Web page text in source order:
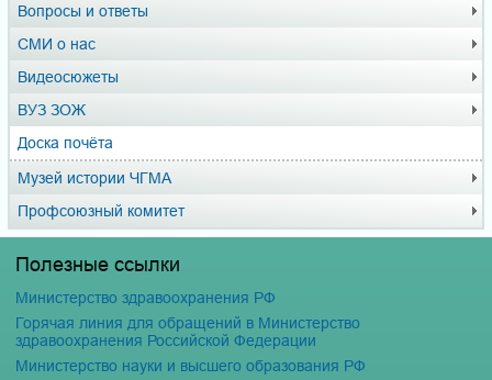
Вопросы и ответы
СМИ о нас
Видеосюжеты
ВУЗ ЗОЖ
Доска почёта
Музей истории ЧГМА
Профсоюзный комитет
Полезные ссылки
Министерство здравоохранения РФ
Горячая линия для обращений в Министерство
здравоохранения Российской Федерации
Министерство науки и высшего образования РФ